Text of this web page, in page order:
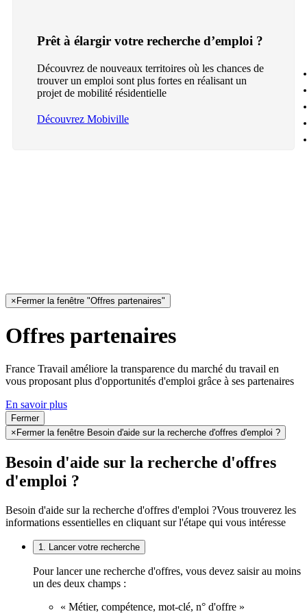
Prêt à élargir votre recherche d’emploi ?
Découvrez de nouveaux territoires où les chances de
trouver un emploi sont plus fortes en réalisant un
projet de mobilité résidentielle
Découvrez Mobiville
× Fermer la fenêtre "Offres partenaires"
Offres partenaires
France Travail améliore la transparence du marché du travail en
vous proposant plus d'opportunités d'emploi grâce à ses partenaires
En savoir plus
Fermer
× Fermer la fenêtre Besoin d'aide sur la recherche d'offres d'emploi ?
Besoin d'aide sur la recherche d'offres
d'emploi ?
Besoin d'aide sur la recherche d'offres d'emploi ?Vous trouverez les
informations essentielles en cliquant sur l'étape qui vous intéresse
1. Lancer votre recherche
Pour lancer une recherche d'offres, vous devez saisir au moins
un des deux champs :
« Métier, compétence, mot-clé, n° d'offre »